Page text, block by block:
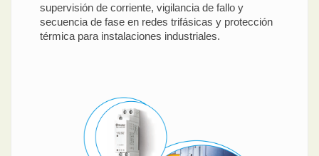
supervisión de corriente, vigilancia de fallo y
secuencia de fase en redes trifásicas y protección
térmica para instalaciones industriales.